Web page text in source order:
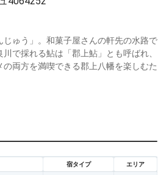
ゅう」。和菓子屋さんの軒先の水路で
で採れる鮎は「郡上鮎」とも呼ばれ、
両方を満喫できる郡上八幡を楽しむた
宿タイプ エリア